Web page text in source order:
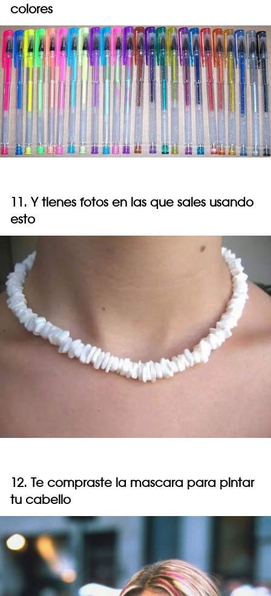
colores
11. Y tienes fotos en las que sales usando
esto
12. Te compraste la mascara para pintar
tu cabello